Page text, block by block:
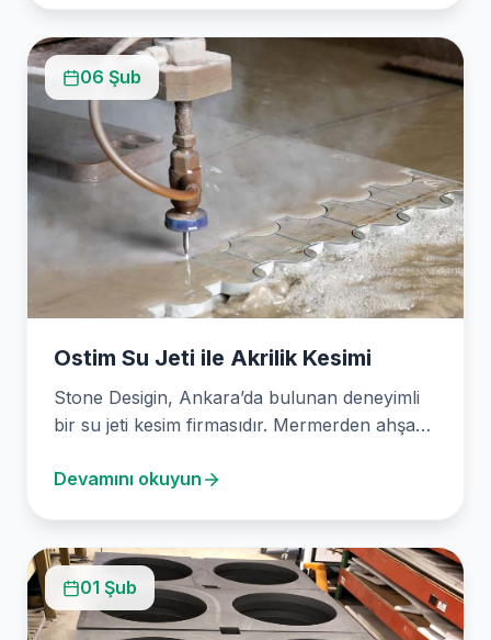
06 Şub
Ostim Su Jeti ile Akrilik Kesimi
Stone Desigin, Ankara’da bulunan deneyimli
bir su jeti kesim firmasıdır. Mermerden ahşaba
Devamını okuyun
01 Şub